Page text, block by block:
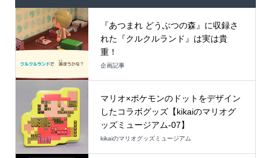
『あつまれ どうぶつの森』に収録さ
れた『クルクルランド』は実は貴
重！
企画記事
マリオ×ポケモンのドットをデザイン
したコラボグッズ【kikaiのマリオグ
ッズミュージアム-07】
kikaiのマリオグッズミュージアム